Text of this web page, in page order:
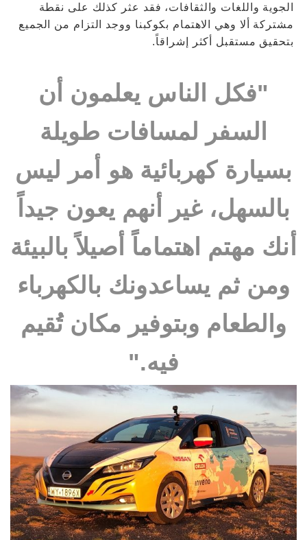
الجوية واللغات والثقافات، فقد عثر كذلك على نقطة
مشتركة ألا وهي الاهتمام بكوكبنا ووجد التزام من الجميع
بتحقيق مستقبل أكثر إشراقاً.
"فكل الناس يعلمون أن
السفر لمسافات طويلة
بسيارة كهربائية هو أمر ليس
بالسهل، غير أنهم يعون جيداً
أنك مهتم اهتماماً أصيلاً بالبيئة
ومن ثم يساعدونك بالكهرباء
والطعام وبتوفير مكان تُقيم
فيه."